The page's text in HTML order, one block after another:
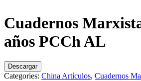
Cuadernos
años PCCh AL
Descargar
Categories: China Artículos, Cuadernos